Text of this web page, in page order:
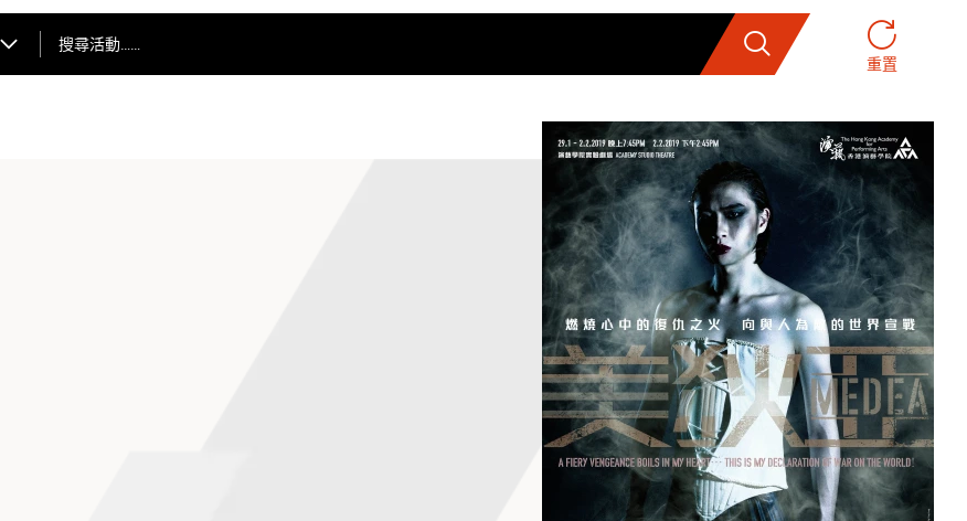
搜尋活動…… 搜索
重置